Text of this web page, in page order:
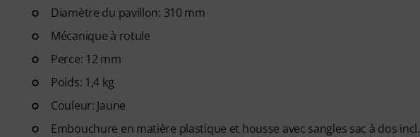
Diamètre du pavillon: 310 mm
Mécanique à rotule
Perce: 12 mm
Poids: 1,4 kg
Couleur: Jaune
Embouchure en matière plastique et housse avec sangles sac à dos incl.